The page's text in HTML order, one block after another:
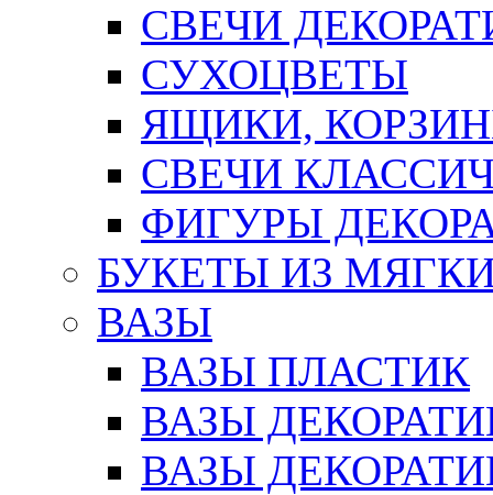
СВЕЧИ
СУХОЦВЕТЫ
ЯЩИКИ,
СВЕЧИ
ФИГУРЫ
БУКЕТЫ ИЗ
ВАЗЫ
ВАЗЫ ПЛАСТИК
ВАЗЫ
ВАЗЫ